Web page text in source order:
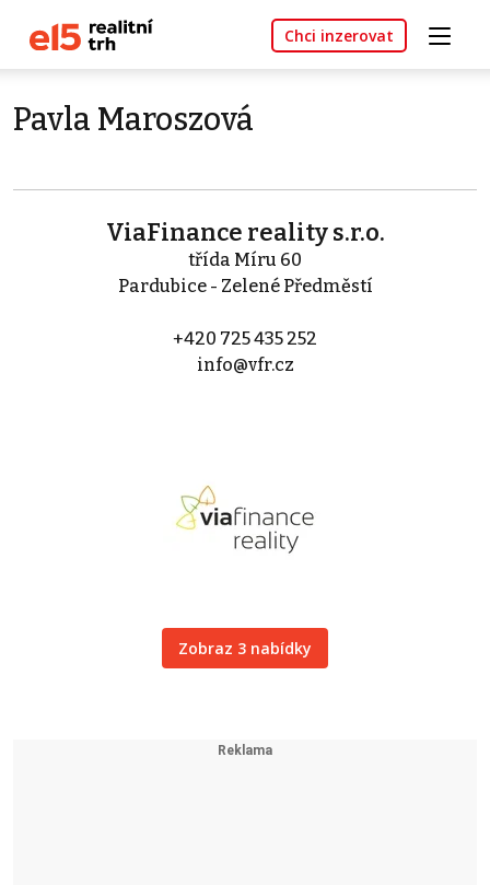
Chci inzerovat
Pavla Maroszová
ViaFinance reality s.r.o.
třída Míru 60
Pardubice - Zelené Předměstí
+420 725 435 252
info@vfr.cz
Zobraz 3 nabídky